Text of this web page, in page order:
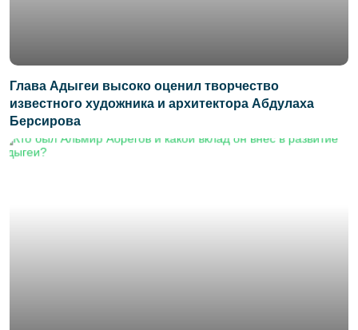
Глава Адыгеи высоко оценил творчество
известного художника и архитектора Абдулаха
Берсирова